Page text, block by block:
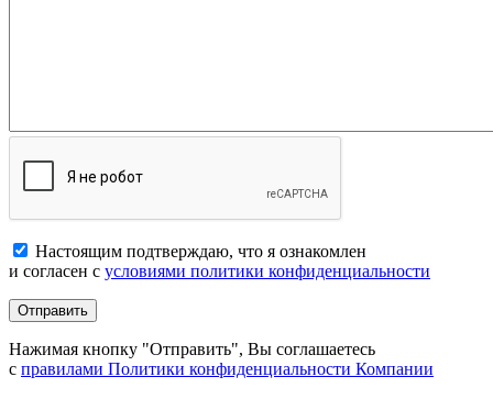
Настоящим подтверждаю, что я ознакомлен
и согласен с условиями политики конфиденциальности
Отправить
Нажимая кнопку "Отправить", Вы соглашаетесь
с правилами Политики конфиденциальности Компании